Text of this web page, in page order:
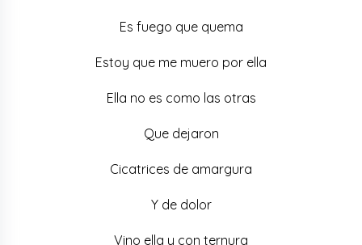
Es fuego que quema
Estoy que me muero por ella
Ella no es como las otras
Que dejaron
Cicatrices de amargura
Y de dolor
Vino ella y con ternura